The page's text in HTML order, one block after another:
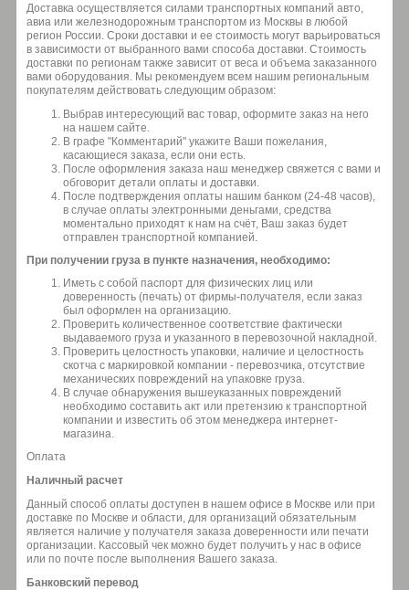
Доставка осуществляется силами транспортных компаний авто,
авиа или железнодорожным транспортом из Москвы в любой
регион России. Сроки доставки и ее стоимость могут варьироваться
в зависимости от выбранного вами способа доставки. Стоимость
доставки по регионам также зависит от веса и объема заказанного
вами оборудования. Мы рекомендуем всем нашим региональным
покупателям действовать следующим образом:
Выбрав интересующий вас товар, оформите заказ на него
на нашем сайте.
В графе "Комментарий" укажите Ваши пожелания,
касающиеся заказа, если они есть.
После оформления заказа наш менеджер свяжется с вами и
обговорит детали оплаты и доставки.
После подтверждения оплаты нашим банком (24-48 часов),
в случае оплаты электронными деньгами, средства
моментально приходят к нам на счёт, Ваш заказ будет
отправлен транспортной компанией.
При получении груза в пункте назначения, необходимо:
Иметь с собой паспорт для физических лиц или
доверенность (печать) от фирмы-получателя, если заказ
был оформлен на организацию.
Проверить количественное соответствие фактически
выдаваемого груза и указанного в перевозочной накладной.
Проверить целостность упаковки, наличие и целостность
скотча с маркировкой компании - перевозчика, отсутствие
механических повреждений на упаковке груза.
В случае обнаружения вышеуказанных повреждений
необходимо составить акт или претензию к транспортной
компании и известить об этом менеджера интернет-
магазина.
Оплата
Наличный расчет
Данный способ оплаты доступен в нашем офисе в Москве или при
доставке по Москве и области, для организаций обязательным
является наличие у получателя заказа доверенности или печати
организации. Кассовый чек можно будет получить у нас в офисе
или по почте после выполнения Вашего заказа.
Банковский перевод